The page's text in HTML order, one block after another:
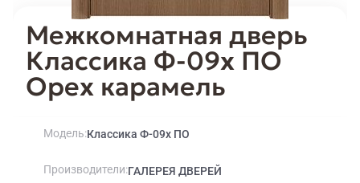
Межкомнатная дверь
Классика Ф-09х ПО
Орех карамель
Модель Классика Ф-09х ПО
Производители ГАЛЕРЕЯ ДВЕРЕЙ